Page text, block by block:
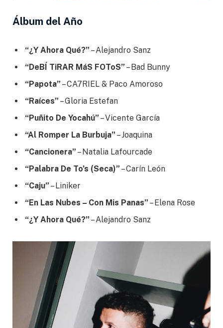
Álbum del Año
“¿Y Ahora Qué?” – Alejandro Sanz
“DeBÍ TiRAR MáS FOToS” – Bad Bunny
“Papota” – CA7RIEL & Paco Amoroso
“Raíces” – Gloria Estefan
“Puñito De Yocahú” – Vicente García
“Al Romper La Burbuja” – Joaquina
“Cancionera” – Natalia Lafourcade
“Palabra De To’s (Seca)” – Carín León
“Caju” – Liniker
“En Las Nubes – Con Mis Panas” – Elena Rose
“¿Y Ahora Qué?” – Alejandro Sanz